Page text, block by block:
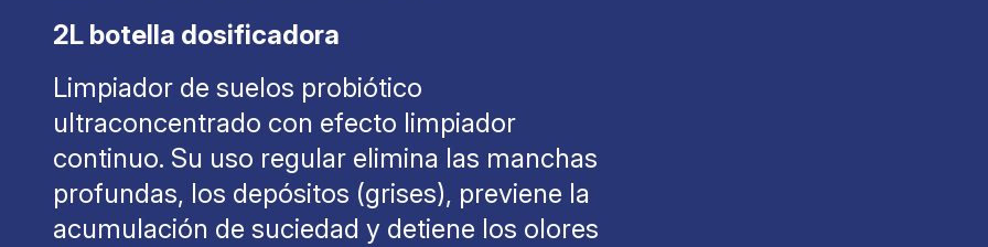
2L botella dosificadora
Limpiador de suelos probiótico
ultraconcentrado con efecto limpiador
continuo. Su uso regular elimina las manchas
profundas, los depósitos (grises), previene la
acumulación de suciedad y detiene los olores